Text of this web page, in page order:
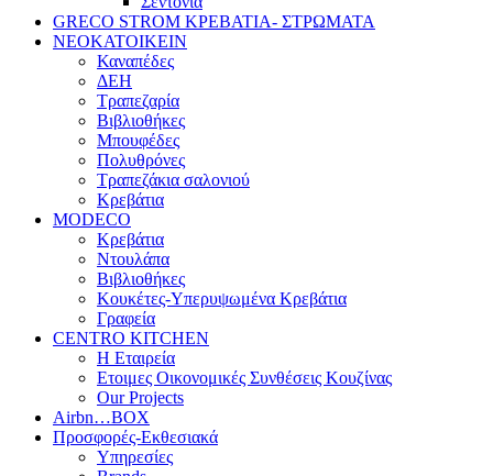
GRECO STROM ΚΡΕΒΑΤΙΑ- ΣΤΡΩΜΑΤΑ
ΝΕΟΚΑΤΟΙΚΕΙΝ
Καναπέδες
ΔΕΗ
Τραπεζαρία
Βιβλιοθήκες
Μπουφέδες
Πολυθρόνες
Τραπεζάκια σαλονιού
Κρεβάτια
MODECO
Κρεβάτια
Ντουλάπα
Βιβλιοθήκες
Κουκέτες-Υπερυψωμένα Κρεβάτια
Γραφεία
CENTRO KITCHEN
Η Εταιρεία
Ετοιμες Οικονομικές Συνθέσεις Κουζίνας
Our Projects
Airbn…BOX
Προσφορές-Εκθεσιακά
Υπηρεσίες